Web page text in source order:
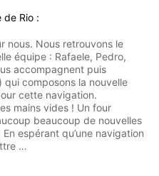
de Rio :
nous. Nous retrouvons le
équipe : Rafaele, Pedro,
accompagnent puis
qui composons la nouvelle
cette navigation.
mains vides ! Un four
beaucoup de nouvelles
espérant qu’une navigation
…